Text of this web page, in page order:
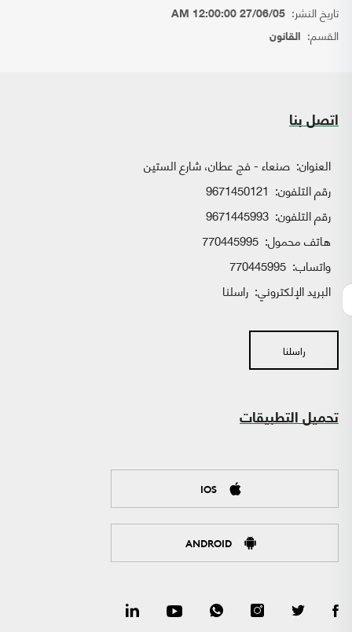
تاريخ النشر: 27/06/05 12:00:00 AM
القسم: القانون
اتصل بنا
العنوان: صنعاء - فج عطان، شارع الستين
رقم التلفون: 9671450121
رقم التلفون: 9671445993
هاتف محمول: 770445995
واتساب:
البريد الإلكتروني: راسلنا
راسلنا
تحميل التطبيقات
IOS
ANDROID